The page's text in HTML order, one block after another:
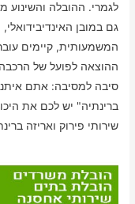
לגמרי. ההובלה
גם במובן
המשמעותית, קיימים
ההוצאה לפועל של
סיבה למסיבה: אתם
ברינתיה" יש לכם את
שירותי פירוק ואריזה